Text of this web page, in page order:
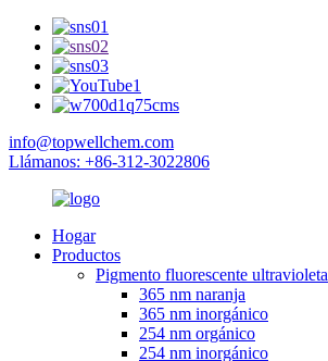
info@topwellchem.com
Llámanos: +86-312-3022806
Hogar
Productos
Pigmento fluorescente ultravioleta
365 nm naranja
365 nm inorgánico
254 nm orgánico
254 nm inorgánico